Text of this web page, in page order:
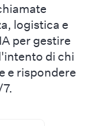
logistica e
per gestire
di chi
e rispondere